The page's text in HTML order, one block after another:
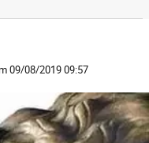
09/08/2019 09:57